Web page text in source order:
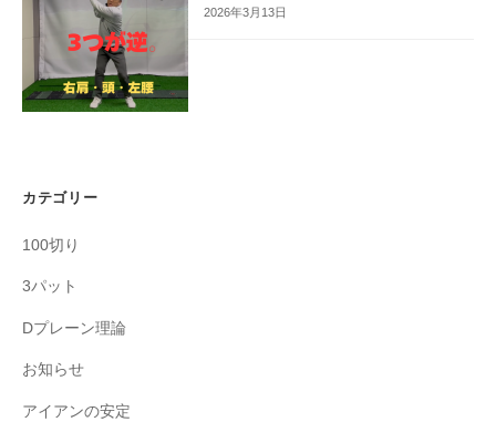
2026年3月13日
カテゴリー
100切り
3パット
Dプレーン理論
お知らせ
アイアンの安定